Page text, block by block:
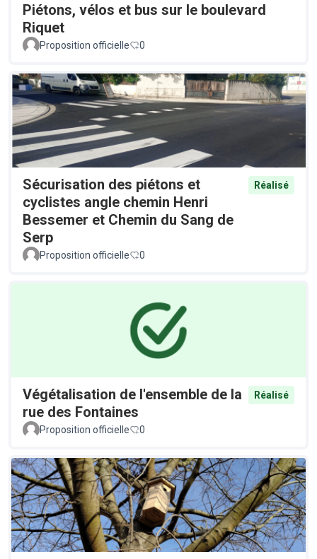
Piétons, vélos et bus sur le boulevard
Riquet
Proposition officielle 0
Sécurisation des piétons et
cyclistes angle chemin Henri
Bessemer et Chemin du Sang de
Serp
Réalisé
Proposition officielle 0
Végétalisation de l'ensemble de la
rue des Fontaines
Réalisé
Proposition officielle 0